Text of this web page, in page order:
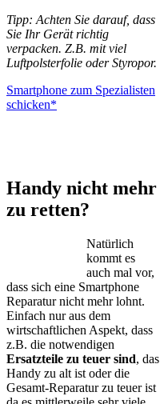
Tipp: Achten Sie darauf, dass
Sie Ihr Gerät richtig
verpacken. Z.B. mit viel
Luftpolsterfolie oder Styropor.
Smartphone zum Spezialisten
schicken*
Handy nicht mehr
zu retten?
Natürlich
kommt es
auch mal vor,
dass sich eine Smartphone
Reparatur nicht mehr lohnt.
Einfach nur aus dem
wirtschaftlichen Aspekt, dass
z.B. die notwendigen
Ersatzteile zu teuer sind, das
Handy zu alt ist oder die
Gesamt-Reparatur zu teuer ist